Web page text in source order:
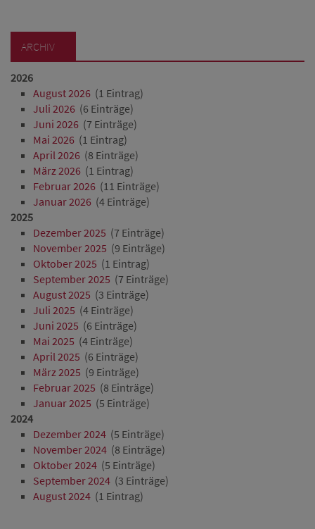
ARCHIV
2026
August 2026 (1 Eintrag)
Juli 2026 (6 Einträge)
Juni 2026 (7 Einträge)
Mai 2026 (1 Eintrag)
April 2026 (8 Einträge)
März 2026 (1 Eintrag)
Februar 2026 (11 Einträge)
Januar 2026 (4 Einträge)
2025
Dezember 2025 (7 Einträge)
November 2025 (9 Einträge)
Oktober 2025 (1 Eintrag)
September 2025 (7 Einträge)
August 2025 (3 Einträge)
Juli 2025 (4 Einträge)
Juni 2025 (6 Einträge)
Mai 2025 (4 Einträge)
April 2025 (6 Einträge)
März 2025 (9 Einträge)
Februar 2025 (8 Einträge)
Januar 2025 (5 Einträge)
2024
Dezember 2024 (5 Einträge)
November 2024 (8 Einträge)
Oktober 2024 (5 Einträge)
September 2024 (3 Einträge)
August 2024 (1 Eintrag)